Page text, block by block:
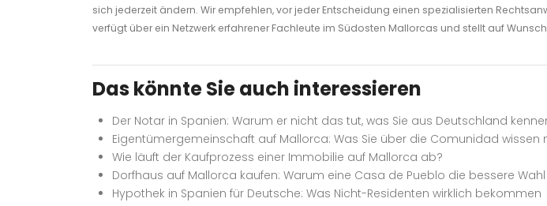
sich jederzeit ändern. Wir empfehlen, vor jeder Entscheidung einen spezialisierten
verfügt über ein Netzwerk erfahrener Fachleute im Südosten Mallorcas und stellt auf
Das könnte Sie auch interessieren
Der Notar in Spanien: Warum er nicht das tut, was Sie aus Deutschland
Eigentümergemeinschaft auf Mallorca: Was Sie über die Comunidad wissen
Wie läuft der Kaufprozess einer Immobilie auf Mallorca ab?
Dorfhaus auf Mallorca kaufen: Warum eine Casa de Pueblo die bessere
Hypothek in Spanien für Deutsche: Was Nicht-Residenten wirklich bekommen